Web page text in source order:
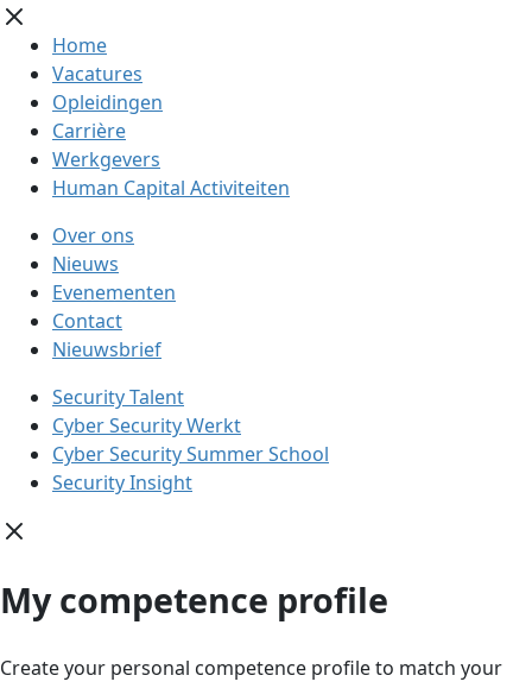
Home
Vacatures
Opleidingen
Carrière
Werkgevers
Human Capital Activiteiten
Over ons
Nieuws
Evenementen
Contact
Nieuwsbrief
Security Talent
Cyber Security Werkt
Cyber Security Summer School
Security Insight
My competence profile
Create your personal competence profile to match your